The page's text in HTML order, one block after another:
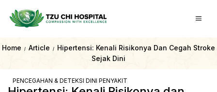
Home / Article /
Hipertensi: Kenali Risikonya Dan Cegah Stroke
Sejak Dini
PENCEGAHAN & DETEKSI DINI PENYAKIT